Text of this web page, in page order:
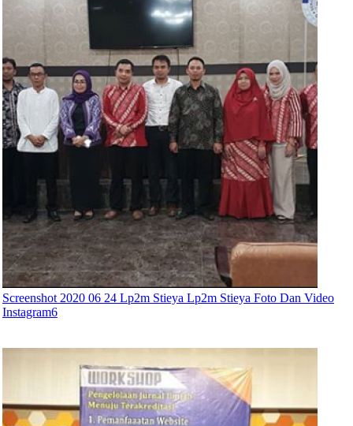
Screenshot 2020 06 24 Lp2m Stieya Lp2m Stieya Foto Dan Video
Instagram6